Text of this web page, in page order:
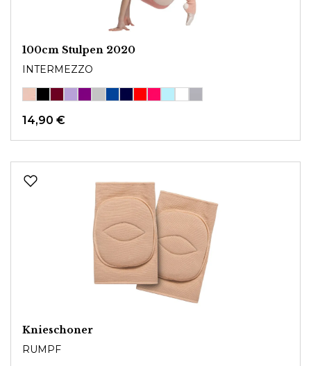
100cm Stulpen 2020
INTERMEZZO
14,90 €
Knieschoner
RUMPF